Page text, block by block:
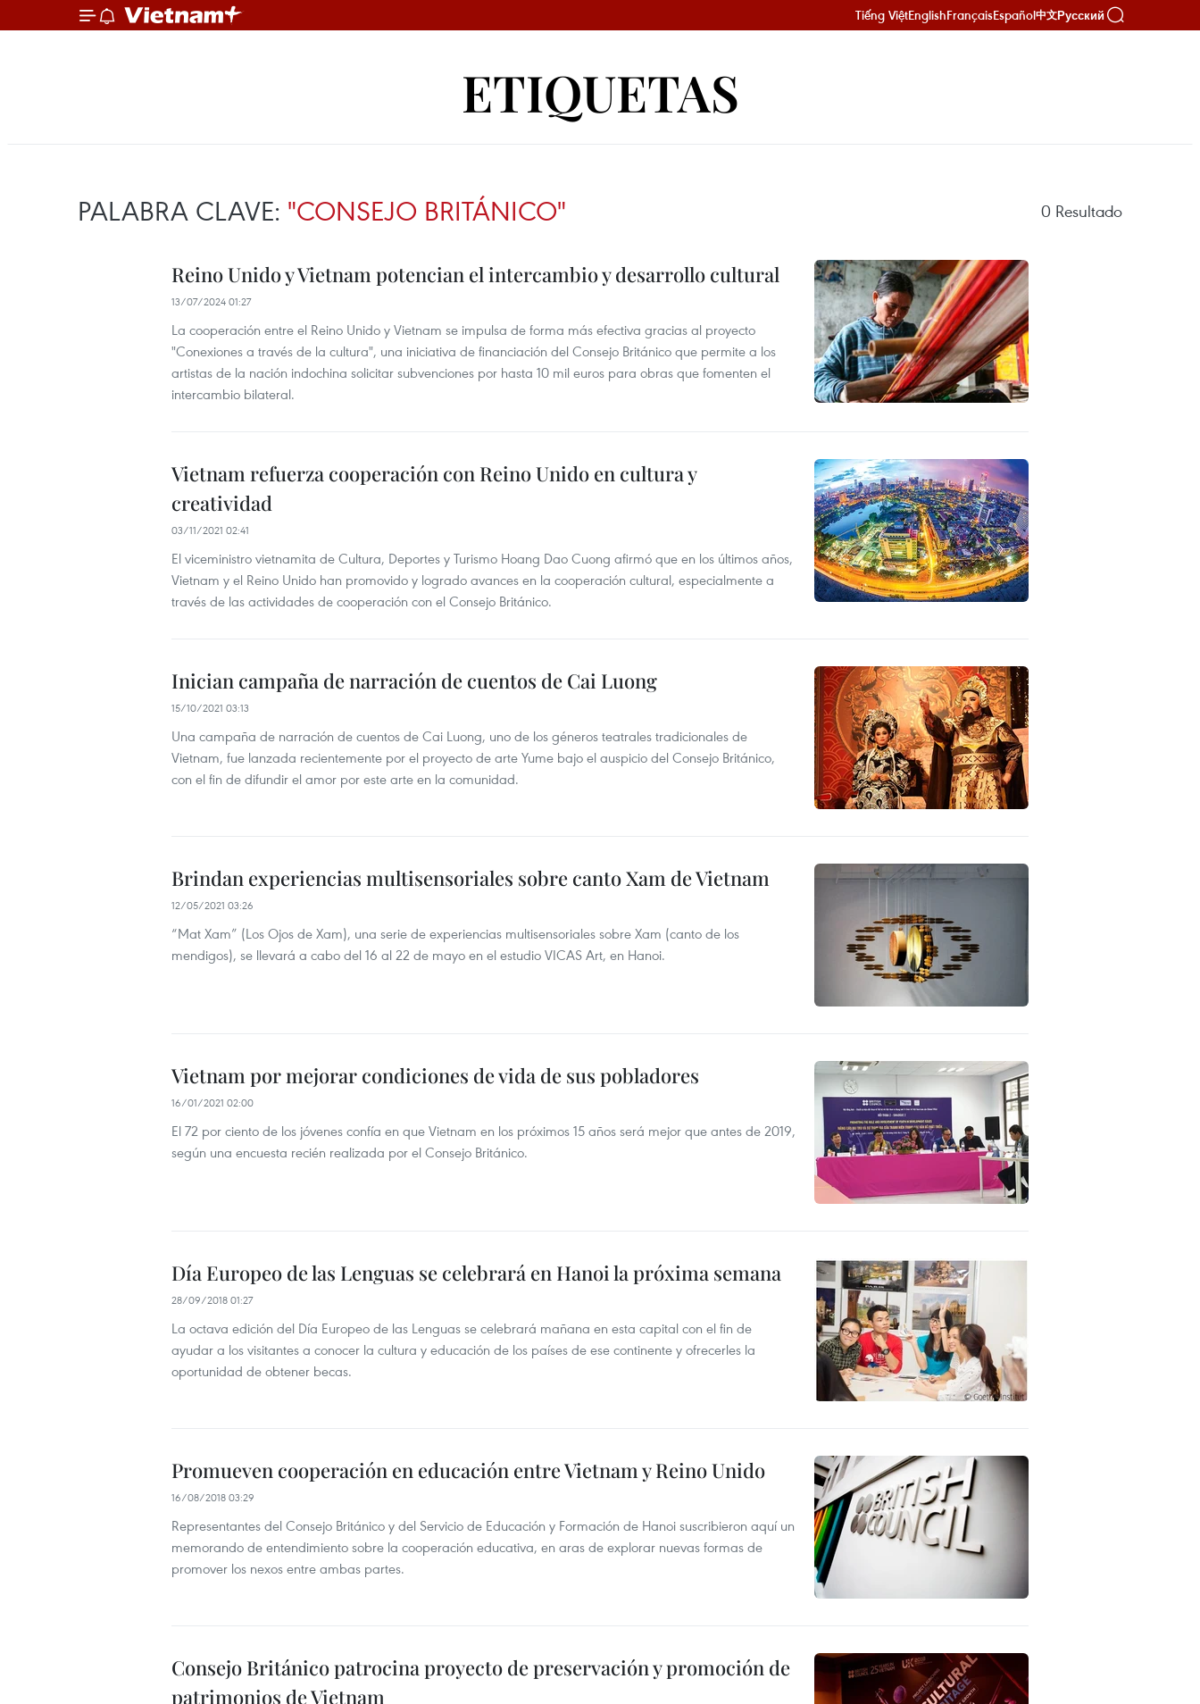
Tiếng ViệtEnglishFrançaisEspañol中文Русский
ETIQUETAS
PALABRA CLAVE: "CONSEJO BRITÁNICO" 0 Resultado
Reino Unido y Vietnam potencian el intercambio y desarrollo cultural
13/07/2024 01:27
La cooperación entre el Reino Unido y Vietnam se impulsa de forma más efectiva gracias al proyecto
"Conexiones a través de la cultura", una iniciativa de financiación del Consejo Británico que permite a los
artistas de la nación indochina solicitar subvenciones por hasta 10 mil euros para obras que fomenten el
intercambio bilateral.
Vietnam refuerza cooperación con Reino Unido en cultura y
creatividad
03/11/2021 02:41
El viceministro vietnamita de Cultura, Deportes y Turismo Hoang Dao Cuong afirmó que en los últimos años,
Vietnam y el Reino Unido han promovido y logrado avances en la cooperación cultural, especialmente a
través de las actividades de cooperación con el Consejo Británico.
Inician campaña de narración de cuentos de Cai Luong
15/10/2021 03:13
Una campaña de narración de cuentos de Cai Luong, uno de los géneros teatrales tradicionales de
Vietnam, fue lanzada recientemente por el proyecto de arte Yume bajo el auspicio del Consejo Británico,
con el fin de difundir el amor por este arte en la comunidad.
Brindan experiencias multisensoriales sobre canto Xam de Vietnam
12/05/2021 03:26
“Mat Xam” (Los Ojos de Xam), una serie de experiencias multisensoriales sobre Xam (canto de los
mendigos), se llevará a cabo del 16 al 22 de mayo en el estudio VICAS Art, en Hanoi.
Vietnam por mejorar condiciones de vida de sus pobladores
16/01/2021 02:00
El 72 por ciento de los jóvenes confía en que Vietnam en los próximos 15 años será mejor que antes de 2019,
según una encuesta recién realizada por el Consejo Británico.
Día Europeo de las Lenguas se celebrará en Hanoi la próxima semana
28/09/2018 01:27
La octava edición del Día Europeo de las Lenguas se celebrará mañana en esta capital con el fin de
ayudar a los visitantes a conocer la cultura y educación de los países de ese continente y ofrecerles la
oportunidad de obtener becas.
Promueven cooperación en educación entre Vietnam y Reino Unido
16/08/2018 03:29
Representantes del Consejo Británico y del Servicio de Educación y Formación de Hanoi suscribieron aquí un
memorando de entendimiento sobre la cooperación educativa, en aras de explorar nuevas formas de
promover los nexos entre ambas partes.
Consejo Británico patrocina proyecto de preservación y promoción de
patrimonios de Vietnam